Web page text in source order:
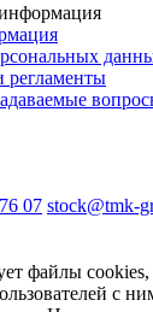
регламенты
07 stock@tmk-
файлы
с